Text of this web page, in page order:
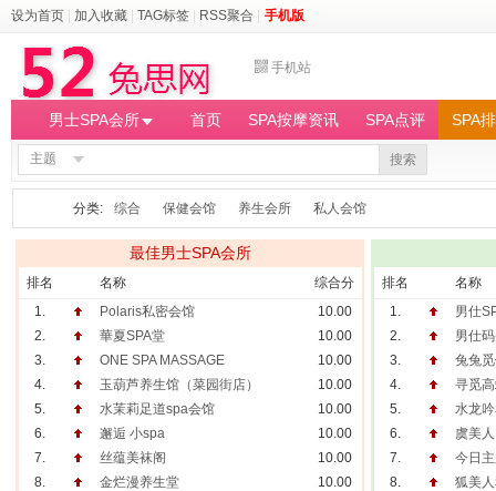
设为首页 加入收藏 TAG标签 RSS聚合 手机版
手机站
男士SPA会所 首页 SPA按摩资讯 SPA点评 SPA
主题 搜索
分类: 综合 保健会馆 养生会所 私人会馆
最佳男士SPA会所
排名 名称
综合分
1.
Polaris私密会馆
10.00
2.
華夏SPA堂
10.00
3.
ONE SPA MASSAGE
10.00
4.
玉葫芦养生馆（菜园街店）
10.00
5.
水茉莉足道spa会馆
10.00
6.
邂逅 小spa
10.00
7.
丝蕴美袜阁
10.00
8.
金烂漫养生堂
10.00
排名
名称
1.
男仕
2.
男仕
3.
兔兔
4.
寻觅
5.
水龙
6.
虞美人
7.
今日
8.
狐美